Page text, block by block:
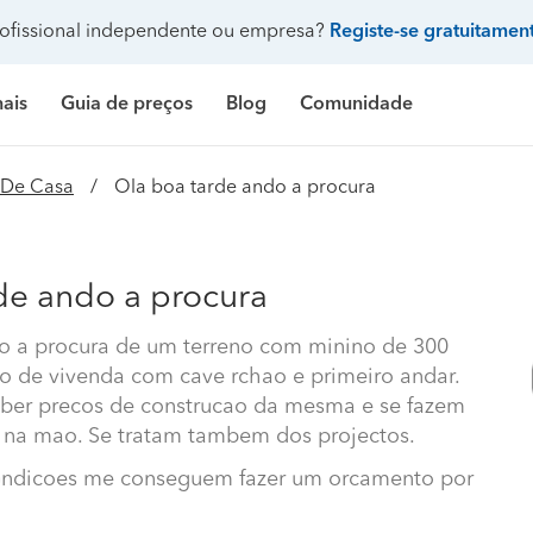
independente ou empresa? Registe-se
Engenheiros Jardinagem
Guia de preços
de cozinha
de escritório
de edifício
Preço Construção de casa contentor
Blog
banho
Decoração de interiores
Comunidade
Casa Ola boa tarde ando a procura
ando a procura
a procura de um terreno com minino de 300
de vivenda com cave rchao e primeiro andar.
precos de construcao da mesma e se fazem
mao. Se tratam tambem dos projectos.
me conseguem fazer um orcamento por